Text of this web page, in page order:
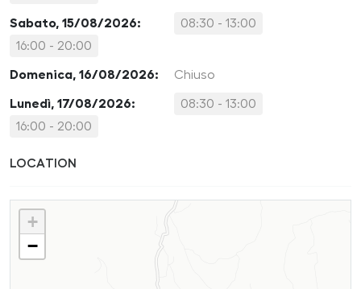
Sabato, 15/08/2026:
08:30 - 13:00
16:00 - 20:00
Domenica, 16/08/2026: Chiuso
Lunedì, 17/08/2026:
08:30 - 13:00
16:00 - 20:00
LOCATION
+
−